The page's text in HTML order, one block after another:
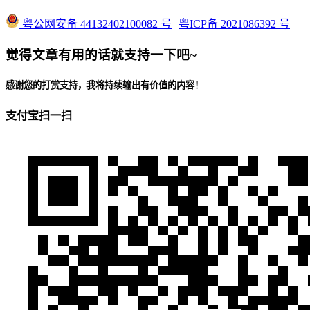
粤公网安备 44132402100082 号 粤ICP备 2021086392 号
觉得文章有用的话就支持一下吧~
感谢您的打赏支持，我将持续输出有价值的内容！
支付宝扫一扫